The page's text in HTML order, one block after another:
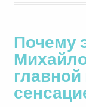
Почему